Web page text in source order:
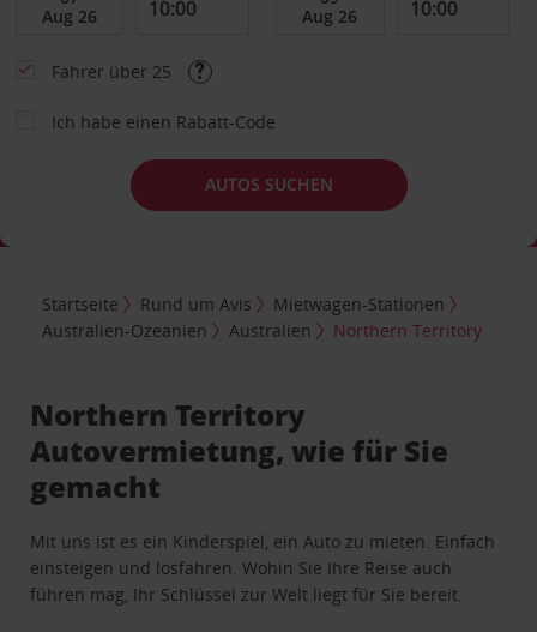
Fahrer über 25
Ich habe einen Rabatt-Code
AUTOS SUCHEN
Startseite Rund um Avis
Mietwagen-Stationen
Australien-Ozeanien
Australien Northern Territory
Northern Territory
Autovermietung, wie für Sie
gemacht
Mit uns ist es ein Kinderspiel, ein Auto zu mieten. Einfach
einsteigen und losfahren. Wohin Sie Ihre Reise auch
führen mag, Ihr Schlüssel zur Welt liegt für Sie bereit.